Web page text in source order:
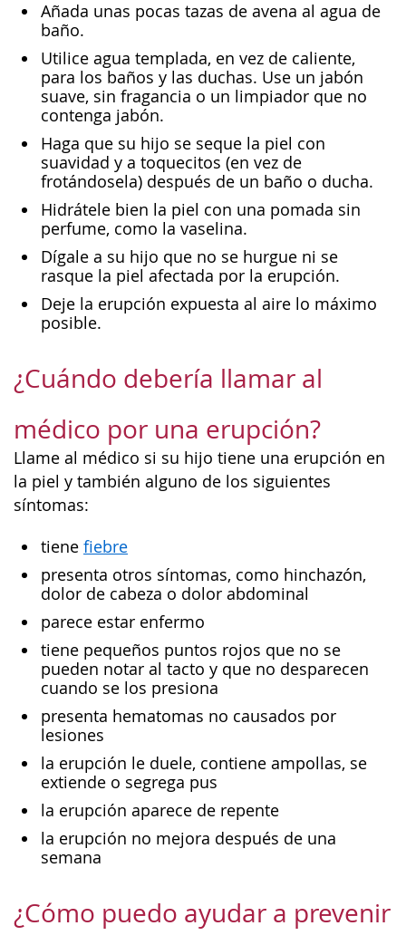
Añada unas pocas tazas de avena al agua de
baño.
Utilice agua templada, en vez de caliente,
para los baños y las duchas. Use un jabón
suave, sin fragancia o un limpiador que no
contenga jabón.
Haga que su hijo se seque la piel con
suavidad y a toquecitos (en vez de
frotándosela) después de un baño o ducha.
Hidrátele bien la piel con una pomada sin
perfume, como la vaselina.
Dígale a su hijo que no se hurgue ni se
rasque la piel afectada por la erupción.
Deje la erupción expuesta al aire lo máximo
posible.
¿Cuándo debería llamar al
médico por una erupción?
Llame al médico si su hijo tiene una erupción en
la piel y también alguno de los siguientes
síntomas:
tiene fiebre
presenta otros síntomas, como hinchazón,
dolor de cabeza o dolor abdominal
parece estar enfermo
tiene pequeños puntos rojos que no se
pueden notar al tacto y que no desparecen
cuando se los presiona
presenta hematomas no causados por
lesiones
la erupción le duele, contiene ampollas, se
extiende o segrega pus
la erupción aparece de repente
la erupción no mejora después de una
semana
¿Cómo puedo ayudar a prevenir